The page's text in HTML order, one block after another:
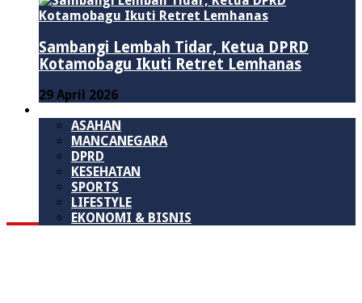
Sambangi Lembah Tidar, Ketua DPRD
Kotamobagu Ikuti Retret Lemhanas
29 April 2026
ASAHAN
MANCANEGARA
DPRD
KESEHATAN
SPORTS
LIFESTYLE
EKONOMI & BISNIS